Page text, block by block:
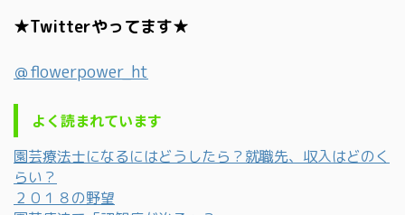
★Twitterやってます★
＠flowerpower_ht
よく読まれています
園芸療法士になるにはどうしたら？就職先、収入はどのく
らい？
２０１８の野望